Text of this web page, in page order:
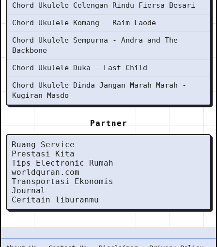
Chord Ukulele Celengan Rindu Fiersa Besari
Chord Ukulele Komang - Raim Laode
Chord Ukulele Sempurna - Andra and The
Backbone
Chord Ukulele Duka - Last Child
Chord Ukulele Dinda Jangan Marah Marah -
Kugiran Masdo
Partner
Ruang Service
Prestasi Kita
Tips Electronic Rumah
worldquran.com
Transportasi Ekonomis
Journal
Ceritain liburanmu